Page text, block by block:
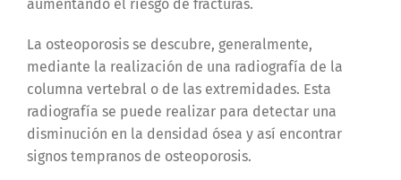
aumentando el riesgo de fracturas.
La osteoporosis se descubre, generalmente,
mediante la realización de una radiografía de la
columna vertebral o de las extremidades. Esta
radiografía se puede realizar para detectar una
disminución en la densidad ósea y así encontrar
signos tempranos de osteoporosis.